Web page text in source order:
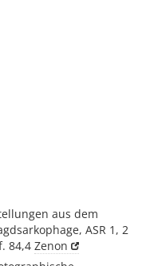
aus dem
ASR 1, 2
84,4 Zenon